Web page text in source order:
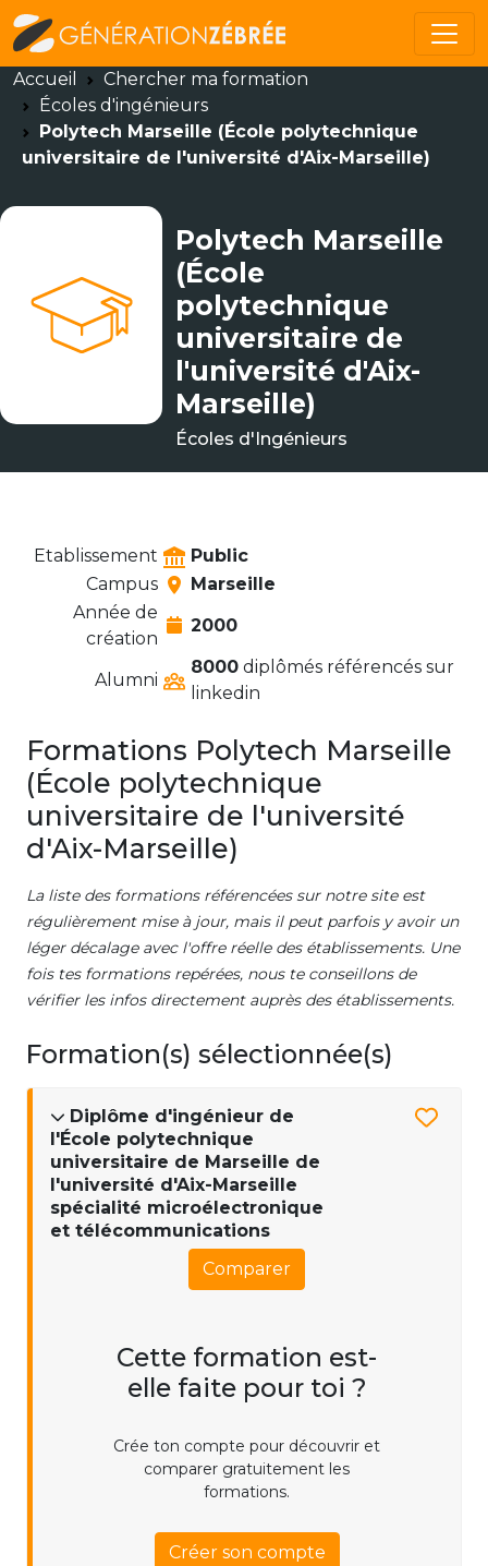
Accueil
Chercher ma formation
Écoles d'ingénieurs
Polytech Marseille (École polytechnique
universitaire de l'université d'Aix-Marseille)
Polytech Marseille
(École
polytechnique
universitaire de
l'université d'Aix-
Marseille)
Écoles d'Ingénieurs
Etablissement
Public
Campus
Marseille
Année de
création
2000
Alumni
8000 diplômés référencés sur
linkedin
Formations Polytech Marseille
(École polytechnique
universitaire de l'université
d'Aix-Marseille)
La liste des formations référencées sur notre site est
régulièrement mise à jour, mais il peut parfois y avoir un
léger décalage avec l'offre réelle des établissements. Une
fois tes formations repérées, nous te conseillons de
vérifier les infos directement auprès des établissements.
Formation(s) sélectionnée(s)
Diplôme d'ingénieur de
l'École polytechnique
universitaire de Marseille de
l'université d'Aix-Marseille
spécialité microélectronique
et télécommunications
Comparer
Cette formation est-
elle faite pour toi ?
Crée ton compte pour découvrir et
comparer gratuitement les
formations.
Créer son compte